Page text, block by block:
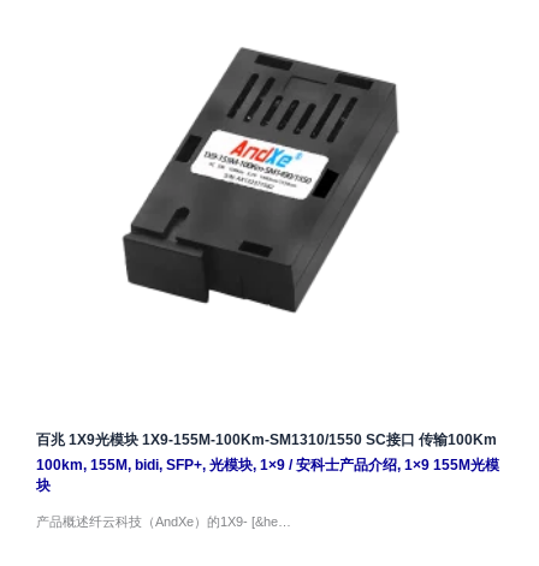
百兆 1X9光模块 1X9-155M-100Km-SM1310/1550 SC接口 传输100Km
100km, 155M, bidi, SFP+, 光模块, 1×9/安科士产品介绍, 1×9 155M光模
块
产品概述纤云科技（AndXe）的1X9- [&he…